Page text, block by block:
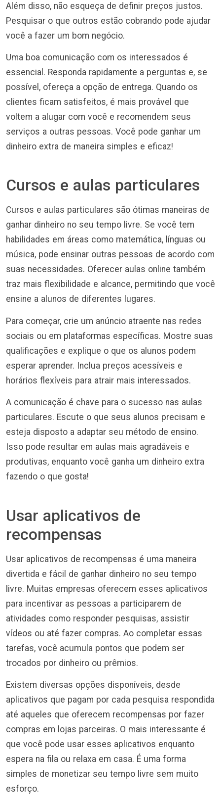
Além disso, não esqueça de definir preços justos.
Pesquisar o que outros estão cobrando pode ajudar
você a fazer um bom negócio.
Uma boa comunicação com os interessados é
essencial. Responda rapidamente a perguntas e, se
possível, ofereça a opção de entrega. Quando os
clientes ficam satisfeitos, é mais provável que
voltem a alugar com você e recomendem seus
serviços a outras pessoas. Você pode ganhar um
dinheiro extra de maneira simples e eficaz!
Cursos e aulas particulares
Cursos e aulas particulares são ótimas maneiras de
ganhar dinheiro no seu tempo livre. Se você tem
habilidades em áreas como matemática, línguas ou
música, pode ensinar outras pessoas de acordo com
suas necessidades. Oferecer aulas online também
traz mais flexibilidade e alcance, permitindo que você
ensine a alunos de diferentes lugares.
Para começar, crie um anúncio atraente nas redes
sociais ou em plataformas específicas. Mostre suas
qualificações e explique o que os alunos podem
esperar aprender. Inclua preços acessíveis e
horários flexíveis para atrair mais interessados.
A comunicação é chave para o sucesso nas aulas
particulares. Escute o que seus alunos precisam e
esteja disposto a adaptar seu método de ensino.
Isso pode resultar em aulas mais agradáveis e
produtivas, enquanto você ganha um dinheiro extra
fazendo o que gosta!
Usar aplicativos de
recompensas
Usar aplicativos de recompensas é uma maneira
divertida e fácil de ganhar dinheiro no seu tempo
livre. Muitas empresas oferecem esses aplicativos
para incentivar as pessoas a participarem de
atividades como responder pesquisas, assistir
vídeos ou até fazer compras. Ao completar essas
tarefas, você acumula pontos que podem ser
trocados por dinheiro ou prêmios.
Existem diversas opções disponíveis, desde
aplicativos que pagam por cada pesquisa respondida
até aqueles que oferecem recompensas por fazer
compras em lojas parceiras. O mais interessante é
que você pode usar esses aplicativos enquanto
espera na fila ou relaxa em casa. É uma forma
simples de monetizar seu tempo livre sem muito
esforço.